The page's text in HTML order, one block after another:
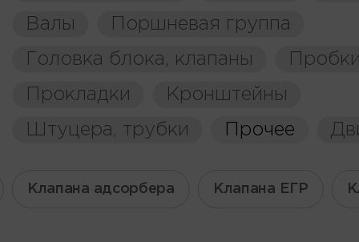
Валы
Поршневая группа
Головка блока, клапаны
Прокладки
Кронштейны
Штуцера, трубки
Прочее
Клапана адсорбера Клапана ЕГР